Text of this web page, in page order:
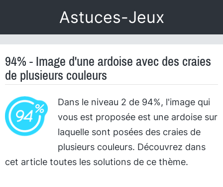
Astuces-Jeux
94% - Image d'une ardoise avec des craies
de plusieurs couleurs
Dans le niveau 2 de 94%, l'image qui
vous est proposée est une ardoise sur
laquelle sont posées des craies de
plusieurs couleurs. Découvrez dans
cet article toutes les solutions de ce thème.